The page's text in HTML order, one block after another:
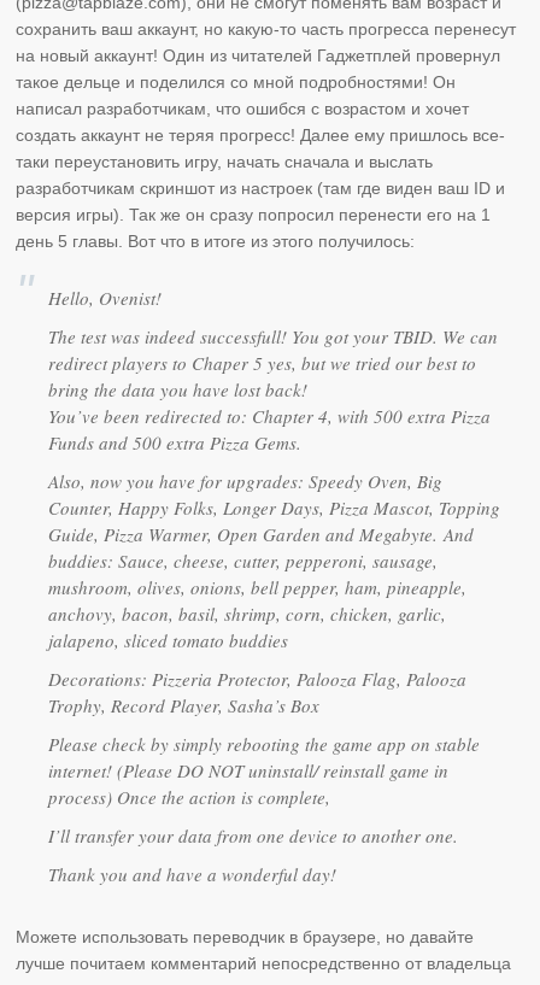
сохранить ваш аккаунт, но какую-то часть прогресса перенесут
на новый аккаунт! Один из читателей Гаджетплей провернул
такое дельце и поделился со мной подробностями! Он
написал разработчикам, что ошибся с возрастом и хочет
создать аккаунт не теряя прогресс! Далее ему пришлось все-
таки переустановить игру, начать сначала и выслать
разработчикам скриншот из настроек (там где виден ваш ID и
версия игры). Так же он сразу попросил перенести его на 1
день 5 главы. Вот что в итоге из этого получилось:
Hello, Ovenist!
The test was indeed successfull! You got your TBID. We can
redirect players to Chaper 5 yes, but we tried our best to
bring the data you have lost back!
You’ve been redirected to: Chapter 4, with 500 extra Pizza
Funds and 500 extra Pizza Gems.
Also, now you have for upgrades: Speedy Oven, Big
Counter, Happy Folks, Longer Days, Pizza Mascot, Topping
Guide, Pizza Warmer, Open Garden and Megabyte. And
buddies: Sauce, cheese, cutter, pepperoni, sausage,
mushroom, olives, onions, bell pepper, ham, pineapple,
anchovy, bacon, basil, shrimp, corn, chicken, garlic,
jalapeno, sliced tomato buddies
Decorations: Pizzeria Protector, Palooza Flag, Palooza
Trophy, Record Player, Sasha’s Box
Please check by simply rebooting the game app on stable
internet! (Please DO NOT uninstall/ reinstall game in
process) Once the action is complete,
I’ll transfer your data from one device to another one.
Thank you and have a wonderful day!
Можете использовать переводчик в браузере, но давайте
лучше почитаем комментарий непосредственно от владельца